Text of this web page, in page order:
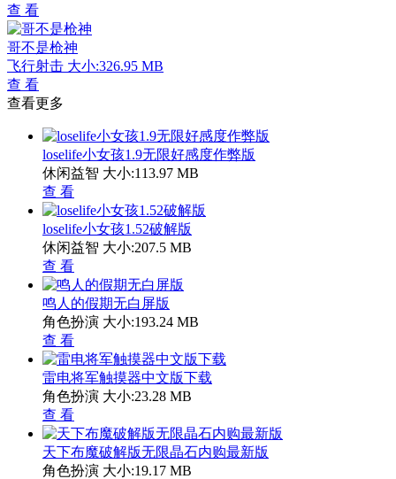
查 看
哥不是枪神
飞行射击 大小:326.95 MB
查 看
查看更多
loselife小女孩1.9无限好感度作弊版
休闲益智 大小:113.97 MB
查 看
loselife小女孩1.52破解版
休闲益智 大小:207.5 MB
查 看
鸣人的假期无白屏版
角色扮演 大小:193.24 MB
查 看
雷电将军触摸器中文版下载
角色扮演 大小:23.28 MB
查 看
天下布魔破解版无限晶石内购最新版
角色扮演 大小:19.17 MB